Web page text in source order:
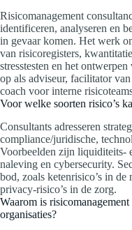
Risicomanagement
identificeren, analyseren en
in gevaar komen. Het werk
van risicoregisters,
stresstesten en het
op als adviseur, facilitator
coach voor interne
Voor welke soorten risico’s
Consultants adresseren
compliance/juridische,
Voorbeelden zijn liquiditeits-
naleving en cybersecurity.
bod, zoals ketenrisico’s in
privacy-risico’s in de zorg.
Waarom is
organisaties?